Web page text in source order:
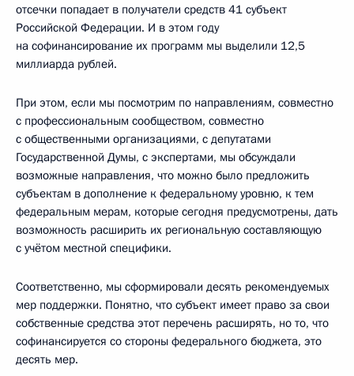
отсечки попадает в получатели средств 41 субъект
Российской Федерации. И в этом году
на софинансирование их программ мы выделили 12,5
миллиарда рублей.
При этом, если мы посмотрим по направлениям, совместно
с профессиональным сообществом, совместно
с общественными организациями, с депутатами
Государственной Думы, с экспертами, мы обсуждали
возможные направления, что можно было предложить
субъектам в дополнение к федеральному уровню, к тем
федеральным мерам, которые сегодня предусмотрены, дать
возможность расширить их региональную составляющую
с учётом местной специфики.
Соответственно, мы сформировали десять рекомендуемых
мер поддержки. Понятно, что субъект имеет право за свои
собственные средства этот перечень расширять, но то, что
софинансируется со стороны федерального бюджета, это
десять мер.